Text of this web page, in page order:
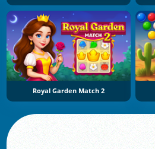
Royal Garden Match 2